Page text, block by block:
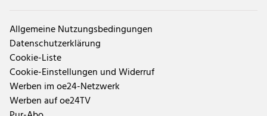
Allgemeine Nutzungsbedingungen
Datenschutzerklärung
Cookie-Liste
Cookie-Einstellungen und Widerruf
Werben im oe24-Netzwerk
Werben auf oe24TV